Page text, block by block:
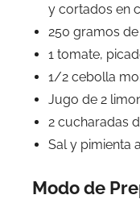
y cortados en
250 gramos
1 tomate,
1/2 cebolla
Jugo de 2
2 cucharadas
Sal y pimienta
Modo de